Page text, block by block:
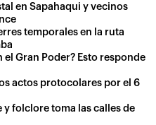
en Sapahaqui y vecinos
temporales en la ruta
Gran Poder? Esto responde
actos protocolares por el 6
y folclore toma las calles de